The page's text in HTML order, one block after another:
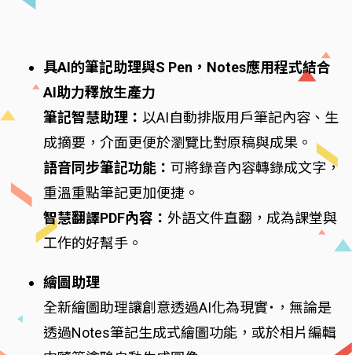
具AI的筆記助理與S Pen，Notes應用程式結合
AI助力釋放生產力
筆記智慧助理： 以AI自動排版用戶筆記內容、生
成摘要，介面更便於瀏覽比對原稿與成果。
語音同步筆記功能： 可將錄音內容轉錄成文字，
重溫重點筆記更加便捷。
智慧翻譯PDF內容： 外語文件直翻，成為課堂與
工作的好幫手。
繪圖助理
全新繪圖助理讓創意透過AI化為現實˙，無論是
透過Notes筆記生成式繪圖功能，或於相片編輯